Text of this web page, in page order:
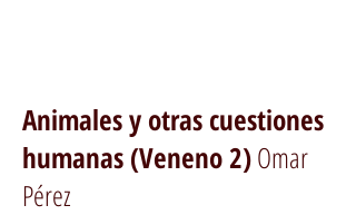
Animales y otras cuestiones
humanas (Veneno 2)Omar
Pérez